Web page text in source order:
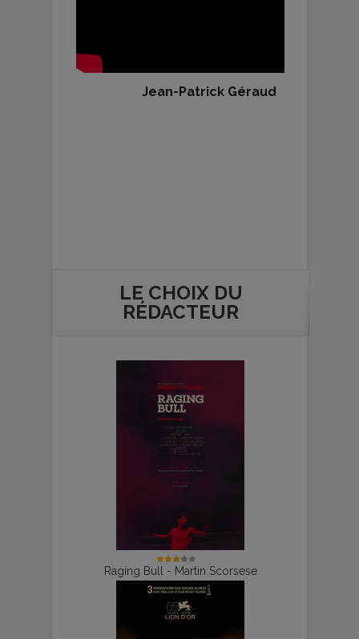
Jean-Patrick Géraud
LE CHOIX DU
RÉDACTEUR
Raging Bull - Martin Scorsese